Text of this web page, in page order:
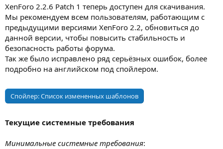
д
а
и
я
XenForo 2.2.6 Patch 1 теперь доступен для скачивания.
Мы рекомендуем всем пользователям, работающим с
предыдущими версиями XenForo 2.2, обновиться до
данной версии, чтобы повысить стабильность и
безопасность работы форума.
Так же было исправлено ряд серьёзных ошибок, более
подробно на английском под спойлером.
Спойлер:Список измененных шаблонов
Текущие системные требования
Минимальные системные требования: